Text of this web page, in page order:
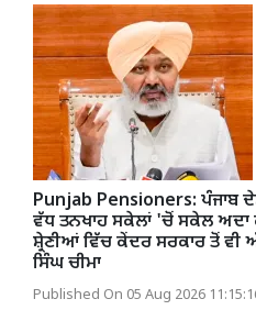
Punjab Pensioners: ਪੰਜਾਬ
ਵੱਧ ਤਨਖਾਹ ਸਕੇਲਾਂ 'ਚੋਂ ਸਕੇਲ ਅਦਾ
ਸ਼੍ਰੇਣੀਆਂ ਵਿੱਚ ਕੇਂਦਰ ਸਰਕਾਰ ਤੋਂ ਵੀ
ਸਿੰਘ ਚੀਮਾ
Published On 05 Aug 2026